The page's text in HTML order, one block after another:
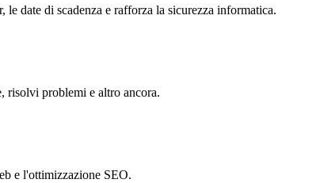
date di scadenza e rafforza la sicurezza informatica.
risolvi problemi e altro ancora.
e l'ottimizzazione SEO.